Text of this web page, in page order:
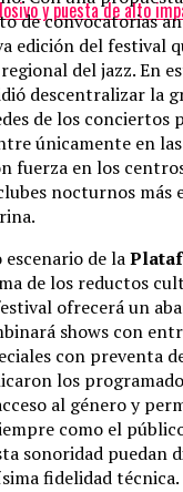
y puesta de alto
de convocatorias
edición del festival
del jazz. En
descentralizar la
de los conciertos
únicamente en
fuerza en los
nocturnos más
de la
de los reductos
ofrecerá un
shows con
con preventa
los
al género y
como el
sonoridad puedan
fidelidad técnica.